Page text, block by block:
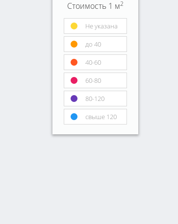
Стоимость 1 м2
Не указана
до 40
40-60
60-80
80-120
свыше 120